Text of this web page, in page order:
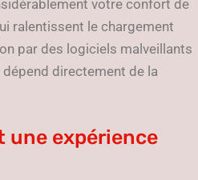
votre confort de
ralentissent le chargement
par des logiciels malveillants
directement de la
une expérience